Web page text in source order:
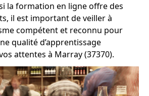
la formation en ligne offre des
il est important de veiller à
compétent et reconnu pour
qualité d’apprentissage
attentes à Marray (37370).